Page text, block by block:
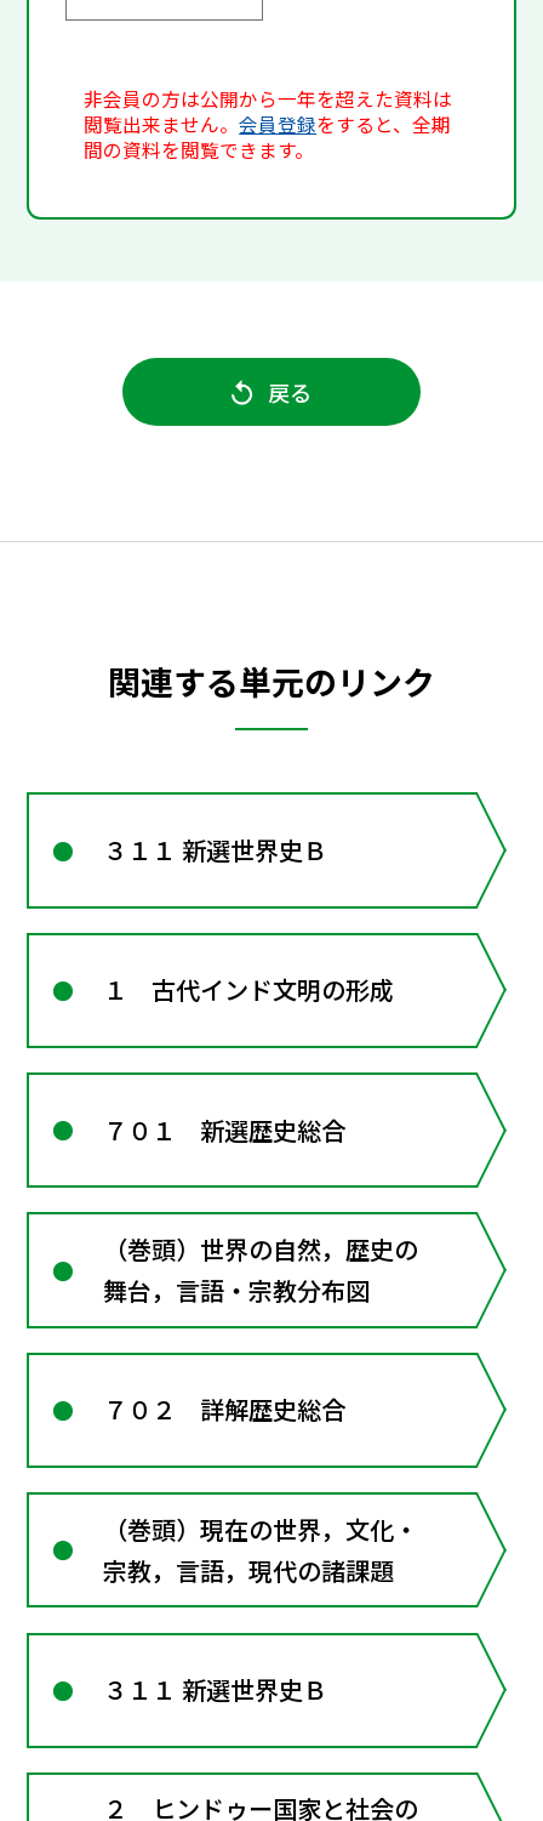
非会員の方は公開から一年を超えた資料は
閲覧出来ません。会員登録をすると、全期
間の資料を閲覧できます。
戻る
関連する単元のリンク
３１１ 新選世界史Ｂ
１ 古代インド文明の形成
７０１ 新選歴史総合
（巻頭）世界の自然，歴史の
舞台，言語・宗教分布図
７０２ 詳解歴史総合
（巻頭）現在の世界，文化・
宗教，言語，現代の諸課題
３１１ 新選世界史Ｂ
２ ヒンドゥー国家と社会の